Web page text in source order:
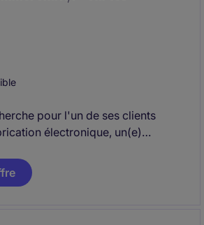
pour l'un de ses clients
électronique, un(e)
secteurs.